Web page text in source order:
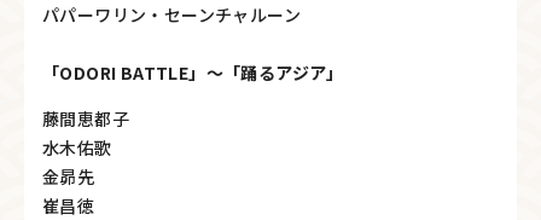
パパーワリン・セーンチャルーン
「ODORI BATTLE」～「踊るアジア」
藤間恵都子
水木佑歌
金昴先
崔昌徳